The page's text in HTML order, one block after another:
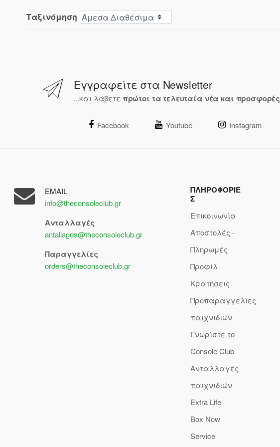
Ταξινόμηση
Εγγραφείτε στα Newsletter
...και λάβετε πρώτοι τα τελευταία νέα και προσφορές
Facebook Youtube Instagram
EMAIL
info@theconsoleclub.gr
Ανταλλαγές
antallages@theconsoleclub.gr
Παραγγελίες
orders@theconsoleclub.gr
ΠΛΗΡΟΦΟΡΙΕ
Σ
Επικοινωνία
Αποστολές -
Πληρωμές
Προφίλ
Κρατήσεις
Προπαραγγελίες
παιχνιδιών
Γνωρίστε το
Console Club
Ανταλλαγές
παιχνιδιών
Extra Life
Box Now
Service